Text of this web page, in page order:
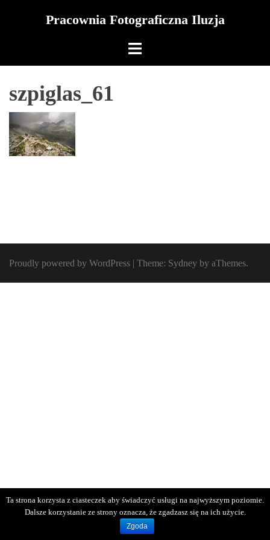
Pracownia Fotograficzna Iluzja
szpiglas_61
Proudly powered by WordPress | Theme: Sydney by aThemes.
Ta strona korzysta z ciasteczek aby świadczyć usługi na najwyższym poziomie.
Dalsze korzystanie ze strony oznacza, że zgadzasz się na ich użycie.
Zgoda